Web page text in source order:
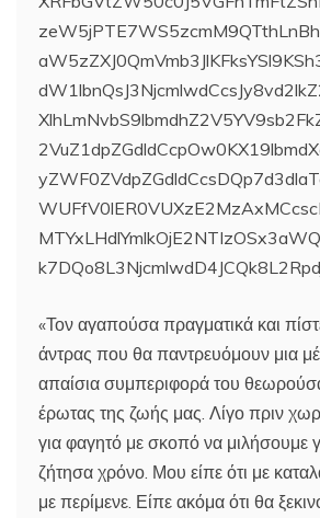
«Τον αγαπούσα πραγματικά και
άντρας που θα παντρευόμουν μια
απαίσια συμπεριφορά του
έρωτας της ζωής μας. Λίγο πριν
για φαγητό με σκοπό να μιλήσουμε
ζήτησα χρόνο. Μου είπε ότι με
με περίμενε. Είπε ακόμα ότι θα